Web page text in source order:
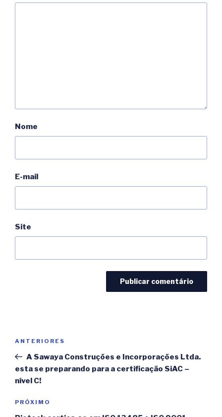
Nome
E-mail
Site
Post
Post
anterior
ANTERIORES
A Sawaya Construções e Incorporações Ltda.
esta se preparando para a certificação SiAC –
nível C!
Próximo
PRÓXIMO